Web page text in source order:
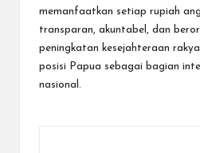
memanfaatkan setiap rupiah
transparan, akuntabel, dan
peningkatan kesejahteraan
posisi Papua sebagai bagian
nasional.